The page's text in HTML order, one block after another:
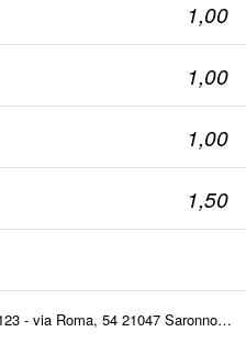
1,00
1,00
1,00
1,50
1,00Smart Touch srl - P.IVA IT-03357540123 - via Roma, 54 21047 Saronno (VA) ITALY